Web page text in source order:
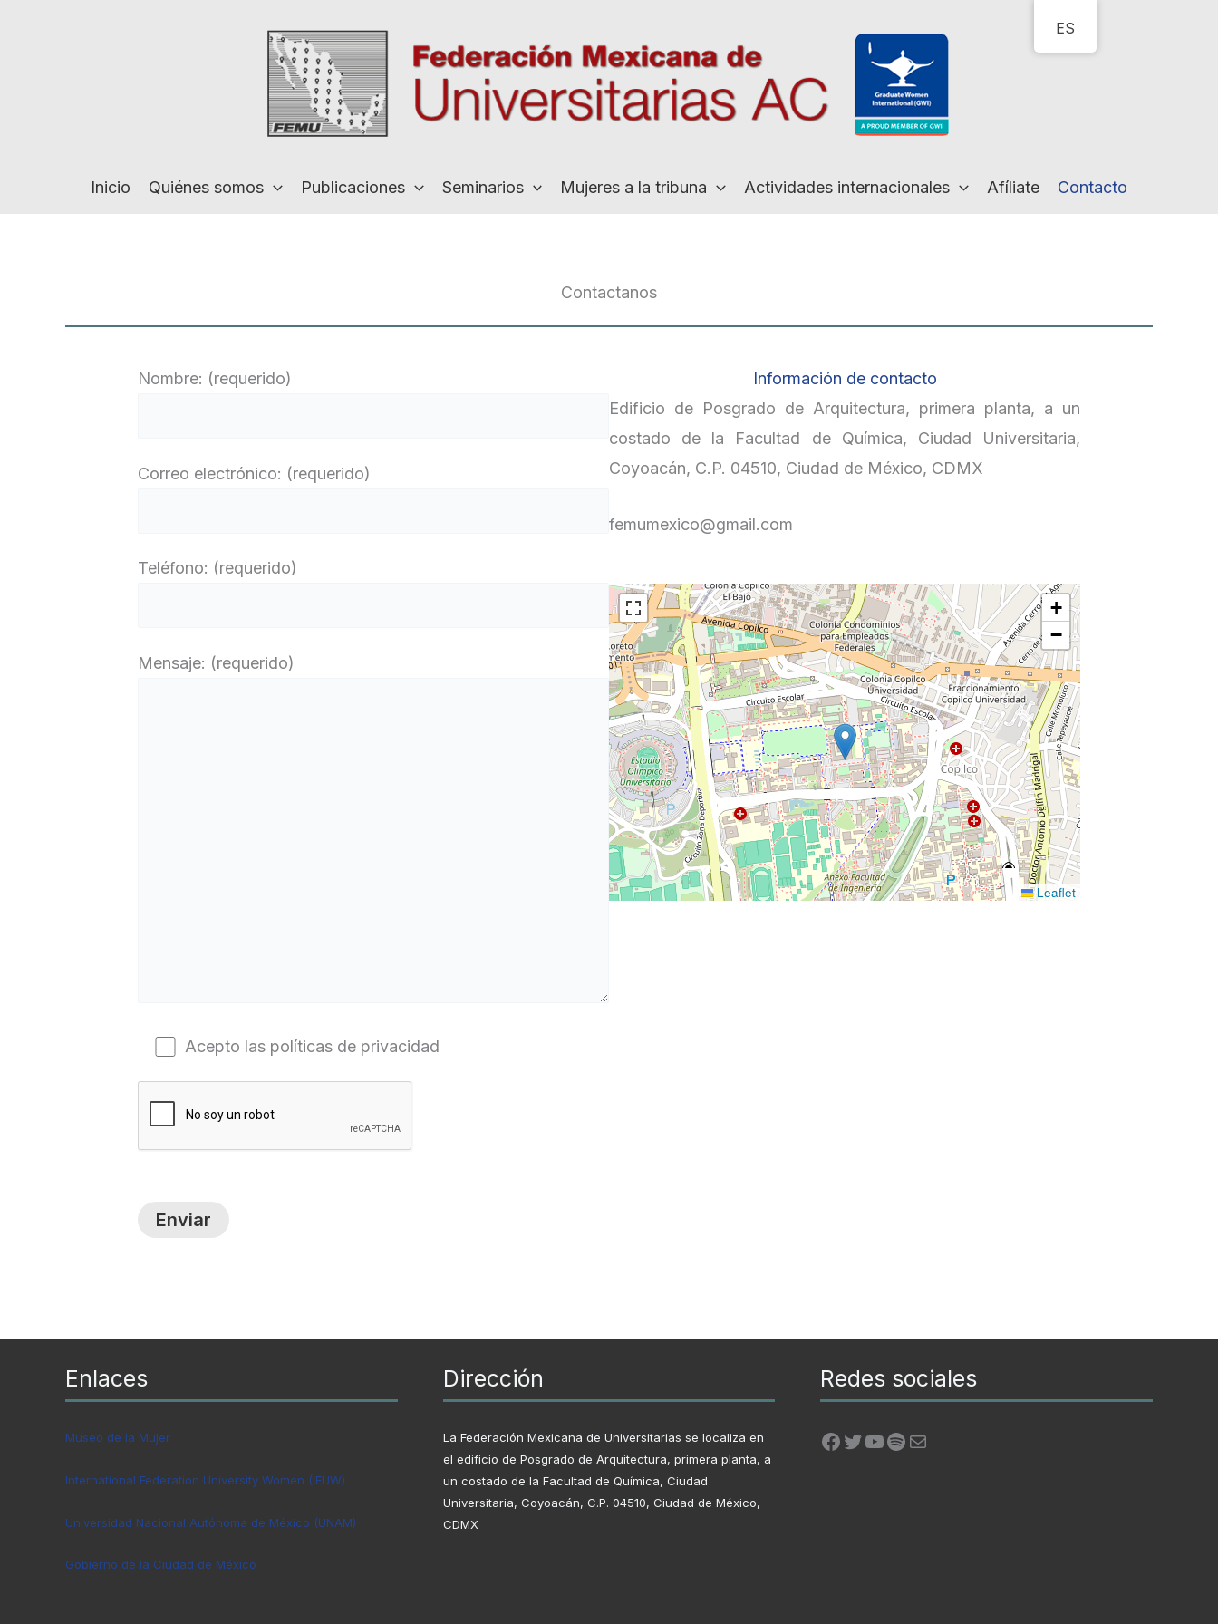
Inicio Quiénes somos Publicaciones Seminarios Mujeres a la tribuna Actividades internacionales Afíliate Contacto
Contactanos
Nombre: (requerido)
Correo electrónico: (requerido)
Teléfono: (requerido)
Mensaje: (requerido)
Acepto las políticas de privacidad
Información de contacto
Edificio de Posgrado de Arquitectura, primera planta, a un
costado de la Facultad de Química, Ciudad Universitaria,
Coyoacán, C.P. 04510, Ciudad de México, CDMX
femumexico@gmail.com
+
−
Leaflet
Enlaces
Museo de la Mujer
International Federation University Women (IFUW)
Universidad Nacional Autónoma de México (UNAM)
Gobierno de la Ciudad de México
Dirección
La Federación Mexicana de Universitarias se localiza en
el edificio de Posgrado de Arquitectura, primera planta, a
un costado de la Facultad de Química, Ciudad
Universitaria, Coyoacán, C.P. 04510, Ciudad de México,
CDMX
Redes sociales
Facebook
Twitter
YouTube
Spotify
Correo electrónico
ES